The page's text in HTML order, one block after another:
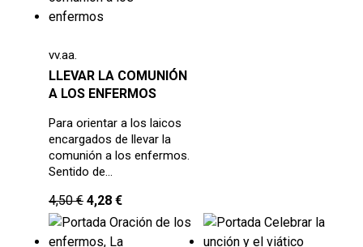
vv.aa.
LLEVAR LA COMUNIÓN
A LOS ENFERMOS
Para orientar a los laicos
encargados de llevar la
comunión a los enfermos.
Sentido de…
4,50€ 4,28 €